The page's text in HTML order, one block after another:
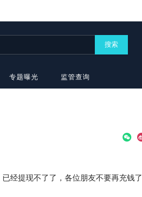
搜索
专题曝光 监管查询
经提现不了了，各位朋友不要再充钱了